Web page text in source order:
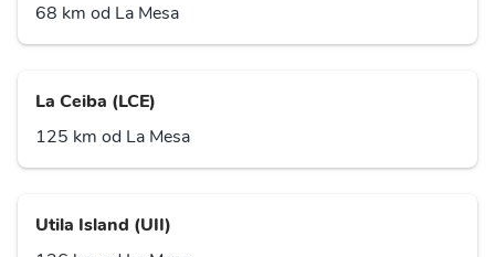
68 km od La Mesa
La Ceiba (LCE)
125 km od La Mesa
Utila Island (UII)